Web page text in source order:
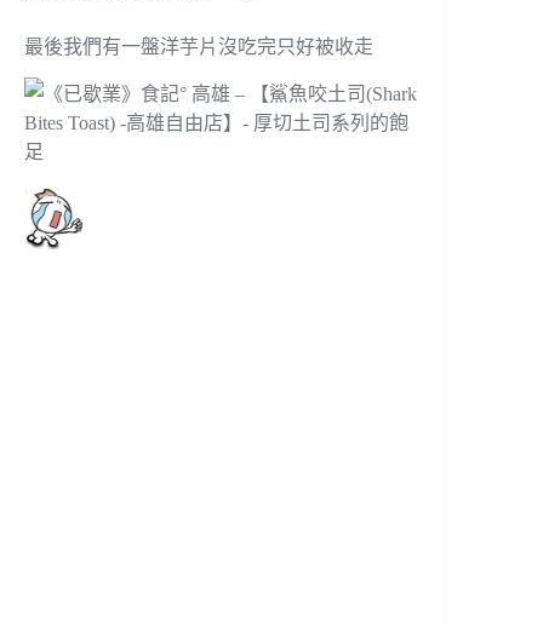
最後我們有一盤洋芋片沒吃完只好被收走